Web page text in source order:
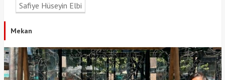
Safiye Hüseyin Elbi
Mekan